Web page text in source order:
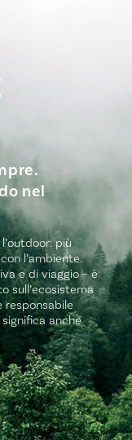
nel
più
l’ambiente.
e di viaggio – è
sull’ecosistema
responsabile
anche